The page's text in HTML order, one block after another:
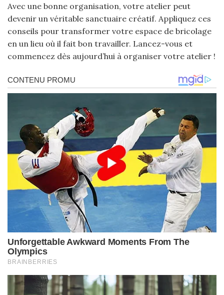
Avec une bonne organisation, votre atelier peut
devenir un véritable sanctuaire créatif. Appliquez ces
conseils pour transformer votre espace de bricolage
en un lieu où il fait bon travailler. Lancez-vous et
commencez dès aujourd’hui à organiser votre atelier !